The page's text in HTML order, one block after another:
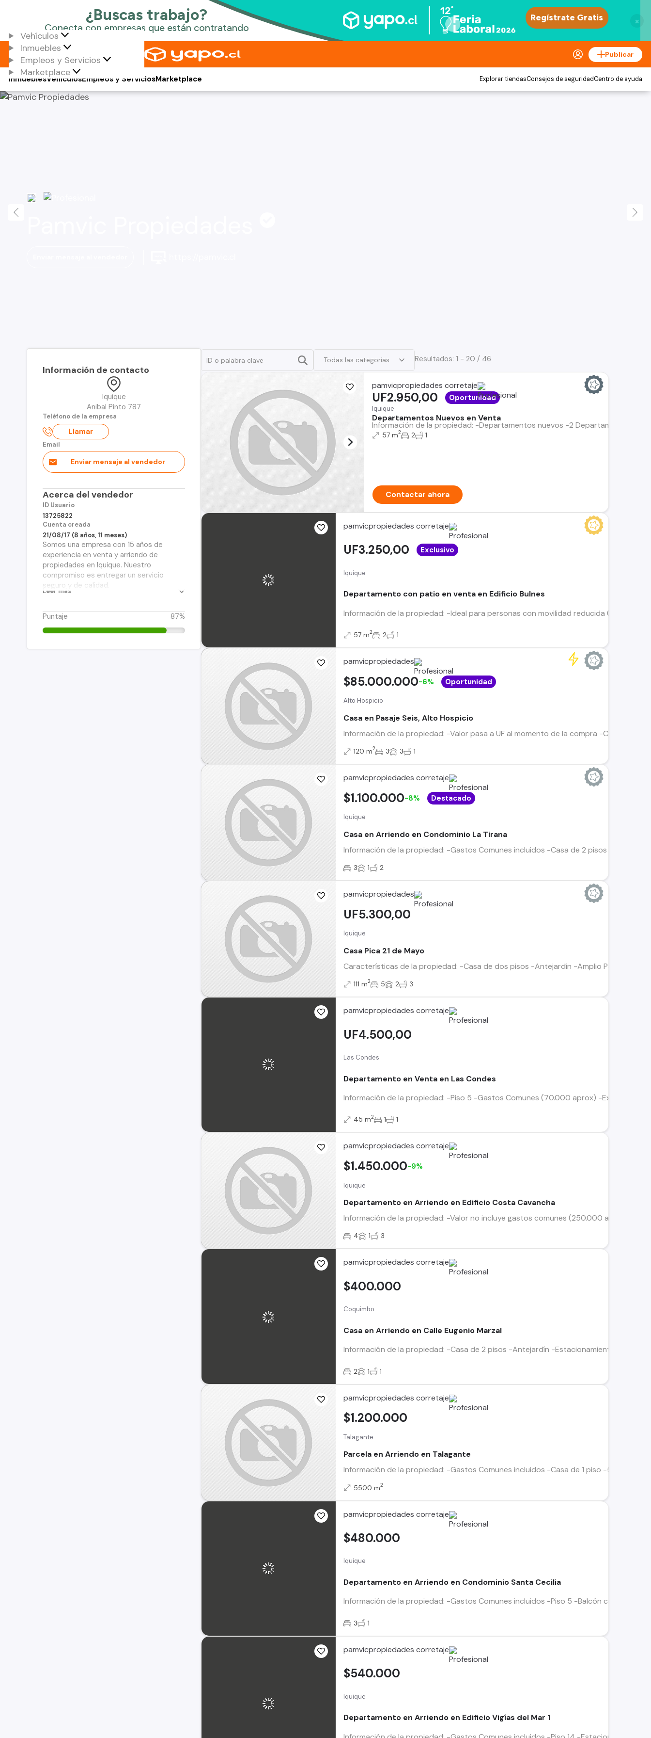
×
Vehículos
Inmuebles
Empleos y Servicios
Marketplace
Publicar
Vehículos
Inmuebles Empleos y ServiciosMarketplace Explorar tiendasConsejos de seguridadCentro de ayuda
Información de contacto
Iquique
Anibal Pinto 787
Teléfono de la empresa
Llamar
Email
Enviar mensaje al vendedor
Acerca del vendedor
ID Usuario
13725822
Cuenta creada
21/08/17 (8 años, 11 meses)
Somos una empresa con 15 años de
experiencia en venta y arriendo de
propiedades en Iquique. Nuestro
compromiso es entregar un servicio
seguro y de calidad.
Leer más
Puntaje 87%
Todas las categorías Resultados: 1 - 20 / 46
pamvicpropiedades corretaje
Iquique
Departamentos Nuevos en Venta
Información de la propiedad: -Departamentos nuevos -2 Departamentos por
UF2.950,00 Oportunidad
57 m2 2 1
Contactar ahora
pamvicpropiedades corretaje
Iquique
Departamento con patio en venta en Edificio Bulnes
Información de la propiedad: -Ideal para personas con movilidad reducida (primer
UF3.250,00 Exclusivo
57 m2 2 1
pamvicpropiedades
Alto Hospicio
Casa en Pasaje Seis, Alto Hospicio
Información de la propiedad: -Valor pasa a UF al momento de la compra -Casa de 2
$85.000.000-6% Oportunidad
120 m2 3 3 1
pamvicpropiedades corretaje
Iquique
Casa en Arriendo en Condominio La Tirana
Información de la propiedad: -Gastos Comunes incluidos -Casa de 2 pisos -
$1.100.000-8% Destacado
3 1 2
pamvicpropiedades
Iquique
Casa Pica 21 de Mayo
Características de la propiedad: -Casa de dos pisos -Antejardín -Amplio Patio -111
UF5.300,00
111 m2 5 2 3
pamvicpropiedades corretaje
Las Condes
Departamento en Venta en Las Condes
Información de la propiedad: -Piso 5 -Gastos Comunes (70.000 aprox) -Exento de
UF4.500,00
45 m2 1 1
pamvicpropiedades corretaje
Iquique
Departamento en Arriendo en Edificio Costa Cavancha
Información de la propiedad: -Valor no incluye gastos comunes (250.000 aprox) -
$1.450.000-9%
4 1 3
pamvicpropiedades corretaje
Coquimbo
Casa en Arriendo en Calle Eugenio Marzal
Información de la propiedad: -Casa de 2 pisos -Antejardín -Estacionamiento
$400.000
2 1 1
pamvicpropiedades corretaje
Talagante
Parcela en Arriendo en Talagante
Información de la propiedad: -Gastos Comunes incluidos -Casa de 1 piso -5.500
$1.200.000
5500 m2
pamvicpropiedades corretaje
Iquique
Departamento en Arriendo en Condominio Santa Cecilia
Información de la propiedad: -Gastos Comunes incluidos -Piso 5 -Balcón con vista
$480.000
3 1
pamvicpropiedades corretaje
Iquique
Departamento en Arriendo en Edificio Vigías del Mar 1
$540.000